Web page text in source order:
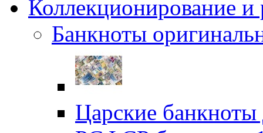
Коллекционирование и
Банкноты
Царские